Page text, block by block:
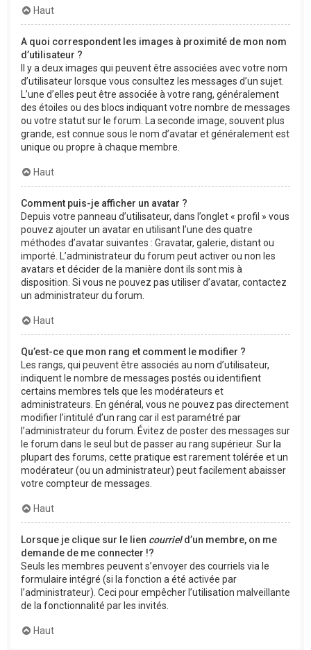
Haut
A quoi correspondent les images à proximité de mon nom
d’utilisateur ?
Il y a deux images qui peuvent être associées avec votre nom
d’utilisateur lorsque vous consultez les messages d’un sujet.
L’une d’elles peut être associée à votre rang, généralement
des étoiles ou des blocs indiquant votre nombre de messages
ou votre statut sur le forum. La seconde image, souvent plus
grande, est connue sous le nom d’avatar et généralement est
unique ou propre à chaque membre.
Haut
Comment puis-je afficher un avatar ?
Depuis votre panneau d’utilisateur, dans l’onglet « profil » vous
pouvez ajouter un avatar en utilisant l’une des quatre
méthodes d’avatar suivantes : Gravatar, galerie, distant ou
importé. L’administrateur du forum peut activer ou non les
avatars et décider de la manière dont ils sont mis à
disposition. Si vous ne pouvez pas utiliser d’avatar, contactez
un administrateur du forum.
Haut
Qu’est-ce que mon rang et comment le modifier ?
Les rangs, qui peuvent être associés au nom d’utilisateur,
indiquent le nombre de messages postés ou identifient
certains membres tels que les modérateurs et
administrateurs. En général, vous ne pouvez pas directement
modifier l’intitulé d’un rang car il est paramétré par
l’administrateur du forum. Évitez de poster des messages sur
le forum dans le seul but de passer au rang supérieur. Sur la
plupart des forums, cette pratique est rarement tolérée et un
modérateur (ou un administrateur) peut facilement abaisser
votre compteur de messages.
Haut
Lorsque je clique sur le lien courrield’un membre, on me
demande de me connecter !?
Seuls les membres peuvent s’envoyer des courriels via le
formulaire intégré (si la fonction a été activée par
l’administrateur). Ceci pour empêcher l’utilisation malveillante
de la fonctionnalité par les invités.
Haut